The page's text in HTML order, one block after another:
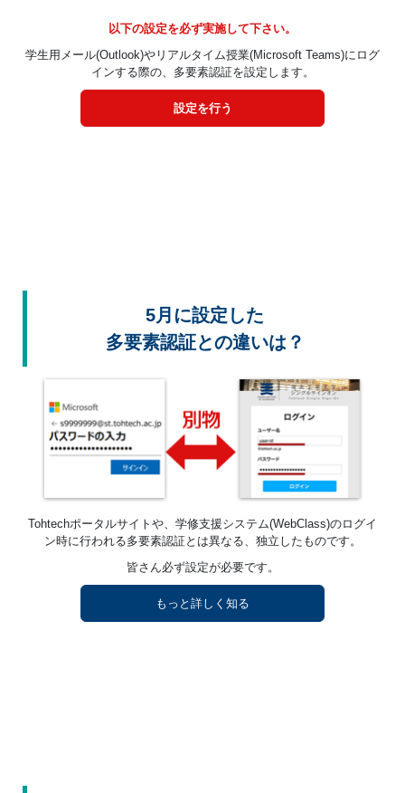
以下の設定を必ず実施して下さい。
学生用メール(Outlook)やリアルタイム授業(Microsoft Teams)にログ
インする際の、多要素認証を設定します。
設定を行う
5月に設定した
多要素認証との違いは？
Tohtechポータルサイトや、学修支援システム(WebClass)のログイ
ン時に行われる多要素認証とは異なる、独立したものです。
皆さん必ず設定が必要です。
もっと詳しく知る